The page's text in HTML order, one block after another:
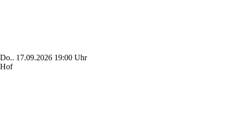
Do.. 17.09.2026 19:00 Uhr
Hof